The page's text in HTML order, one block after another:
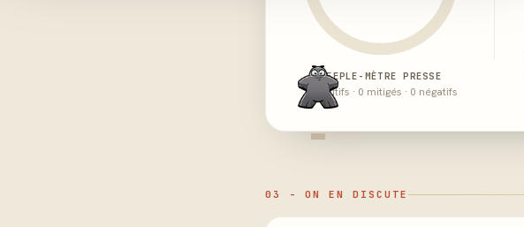
-
MEEPLE-MÈTRE PRESSE
0 positifs · 0 mitigés · 0 négatifs
03 - ON EN DISCUTE